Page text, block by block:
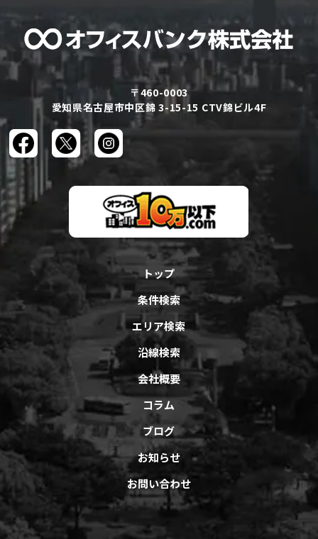
〒460-0003
愛知県名古屋市中区錦 3-15-15 CTV錦ビル4F
トップ
条件検索
エリア検索
沿線検索
会社概要
コラム
ブログ
お知らせ
お問い合わせ